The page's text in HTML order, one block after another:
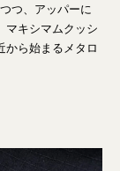
つ、アッパーに
マキシマムクッシ
から始まるメタロ